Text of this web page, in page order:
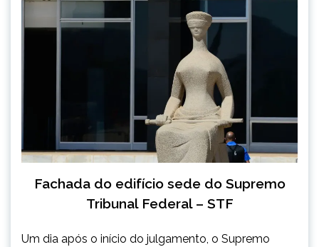
Fachada do edifício sede do Supremo
Tribunal Federal – STF
Um dia após o início do julgamento, o Supremo